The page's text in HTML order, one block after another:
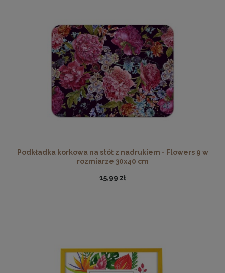
Drewniana, frezowana ramka na zdjęcia, plakaty, obrazy w
rozmiarze 15 x 21 cm w kolorze białym
14,99 zł
Podkładka korkowa na stół z nadrukiem - Flowers 9 w
rozmiarze 30x40 cm
15,99 zł